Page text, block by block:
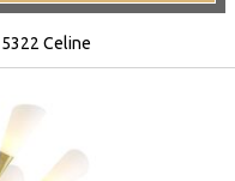
Celine